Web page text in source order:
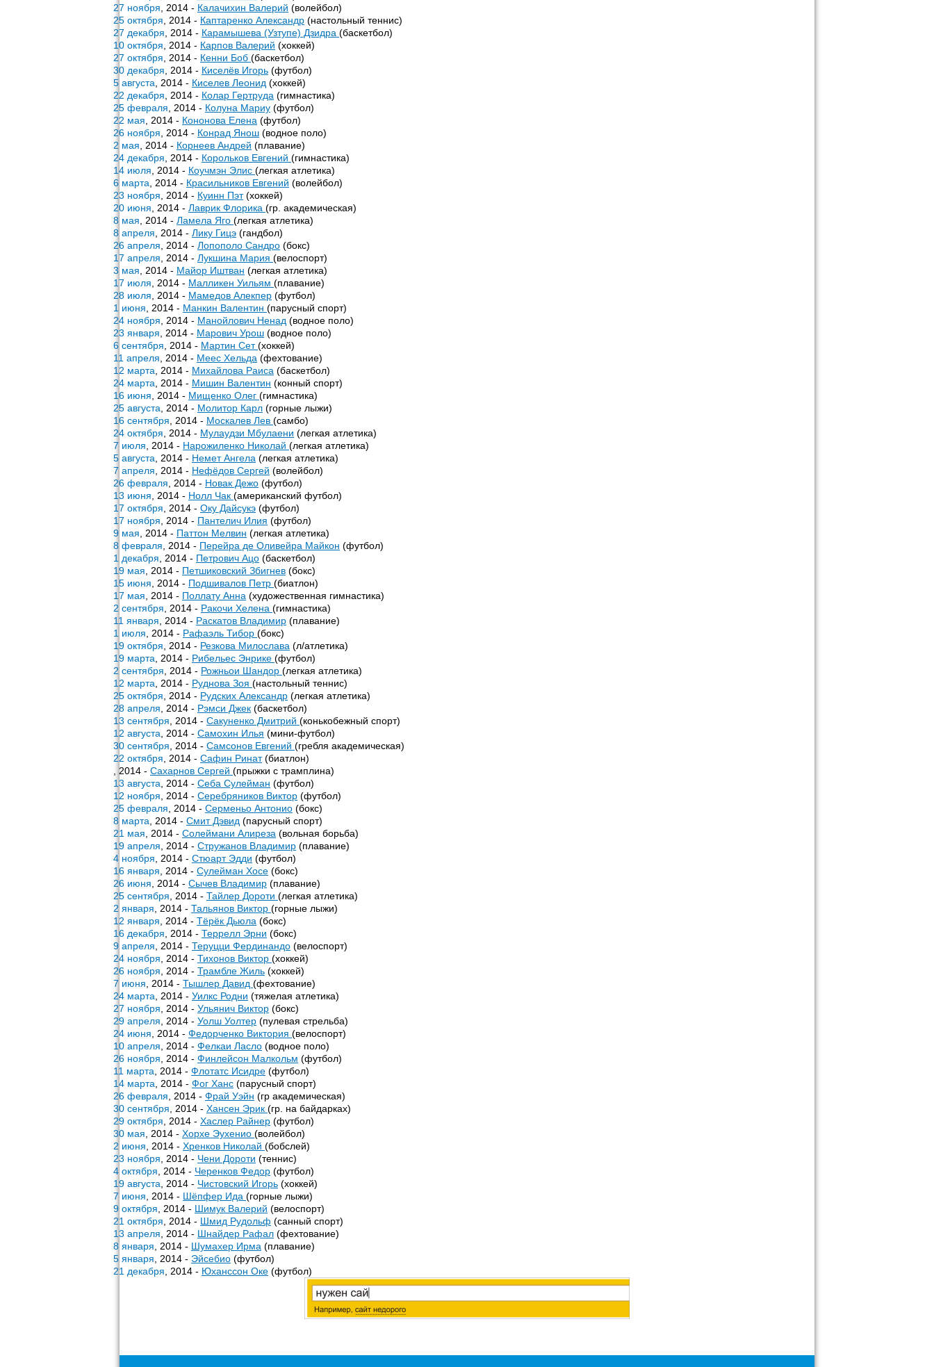
27 ноября , 2014 - Калачихин Валерий (волейбол)
25 октября , 2014 - Каптаренко Александр (настольный теннис)
27 декабря , 2014 - Карамышева (Узтупе) Дзидра (баскетбол)
10 октября , 2014 - Карпов Валерий (хоккей)
27 октября , 2014 - Кенни Боб (баскетбол)
30 декабря , 2014 - Киселёв Игорь (футбол)
5 августа , 2014 - Киселев Леонид (хоккей)
22 декабря , 2014 - Колар Гертруда (гимнастика)
25 февраля , 2014 - Колуна Мариу (футбол)
22 мая , 2014 - Кононова Елена (футбол)
26 ноября , 2014 - Конрад Янош (водное поло)
2 мая , 2014 - Корнеев Андрей (плавание)
24 декабря , 2014 - Корольков Евгений (гимнастика)
14 июля , 2014 - Коучмэн Элис (легкая атлетика)
6 марта , 2014 - Красильников Евгений (волейбол)
23 ноября , 2014 - Куинн Пэт(хоккей)
20 июня , 2014 - Лаврик Флорика (гр. академическая)
8 мая , 2014 - Ламела Яго (легкая атлетика)
8 апреля , 2014 - Лику Гицэ (гандбол)
26 апреля , 2014 - Лопополо Сандро (бокс)
17 апреля , 2014 - Лукшина Мария (велоспорт)
3 мая , 2014 - Майор Иштван (легкая атлетика)
17 июля , 2014 - Малликен Уильям (плавание)
28 июля , 2014 - Мамедов Алекпер (футбол)
1 июня , 2014 - Манкин Валентин (парусный спорт)
24 ноября , 2014 - Манойлович Ненад (водное поло)
23 января , 2014 - Марович Урош (водное поло)
6 сентября , 2014 - Мартин Сет(хоккей)
11 апреля , 2014 - Меес Хельда (фехтование)
12 марта , 2014 - Михайлова Раиса (баскетбол)
24 марта , 2014 - Мишин Валентин (конный спорт)
16 июня , 2014 - Мищенко Олег (гимнастика)
25 августа , 2014 - Молитор Карл (горные лыжи)
16 сентября , 2014 - Москалев Лев (самбо)
24 октября , 2014 - Мулаудзи Мбулаени (легкая атлетика)
7 июля , 2014 - Нарожиленко Николай (легкая атлетика)
5 августа , 2014 - Немет Ангела (легкая атлетика)
7 апреля , 2014 - Нефёдов Сергей (волейбол)
26 февраля , 2014 - Новак Дежо (футбол)
13 июня , 2014 - Нолл Чак (американский футбол)
17 октября , 2014 - Оку Дайсукэ (футбол)
17 ноября , 2014 - Пантелич Илия (футбол)
9 мая , 2014 - Паттон Мелвин (легкая атлетика)
8 февраля , 2014 - Перейра де Оливейра Майкон (футбол)
1 декабря , 2014 - Петрович Ацо (баскетбол)
19 мая , 2014 - Петшиковский Збигнев (бокс)
15 июня , 2014 - Подшивалов Петр (биатлон)
17 мая , 2014 - Поллату Анна (художественная гимнастика)
2 сентября , 2014 - Ракочи Хелена (гимнастика)
11 января , 2014 - Раскатов Владимир (плавание)
1 июля , 2014 - Рафаэль Тибор (бокс)
19 октября , 2014 - Резкова Милослава (л/атлетика)
19 марта , 2014 - Рибельес Энрике (футбол)
2 сентября , 2014 - Рожньои Шандор (легкая атлетика)
12 марта , 2014 - Руднова Зоя (настольный теннис)
25 октября , 2014 - Рудских Александр (легкая атлетика)
28 апреля , 2014 - Рэмси Джек (баскетбол)
13 сентября , 2014 - Сакуненко Дмитрий (конькобежный спорт)
12 августа , 2014 - Самохин Илья (мини-футбол)
30 сентября , 2014 - Самсонов Евгений (гребля академическая)
22 октября , 2014 - Сафин Ринат(биатлон)
, 2014 - Сахарнов Сергей (прыжки с трамплина)
13 августа , 2014 - Себа Сулейман (футбол)
12 ноября , 2014 - Серебряников Виктор (футбол)
25 февраля , 2014 - Серменьо Антонио (бокс)
8 марта , 2014 - Смит Дэвид (парусный спорт)
21 мая , 2014 - Солеймани Алиреза (вольная борьба)
19 апреля , 2014 - Стружанов Владимир (плавание)
4 ноября , 2014 - Стюарт Эдди (футбол)
16 января , 2014 - Сулейман Хосе (бокс)
26 июня , 2014 - Сычев Владимир (плавание)
25 сентября , 2014 - Тайлер Дороти (легкая атлетика)
2 января , 2014 - Тальянов Виктор (горные лыжи)
12 января , 2014 - Тёрёк Дьюла (бокс)
16 декабря , 2014 - Террелл Эрни (бокс)
9 апреля , 2014 - Теруцци Фердинандо (велоспорт)
24 ноября , 2014 - Тихонов Виктор (хоккей)
26 ноября , 2014 - Трамбле Жиль (хоккей)
7 июня , 2014 - Тышлер Давид (фехтование)
24 марта , 2014 - Уилкс Родни (тяжелая атлетика)
27 ноября , 2014 - Ульянич Виктор (бокс)
29 апреля , 2014 - Уолш Уолтер (пулевая стрельба)
24 июня , 2014 - Федорченко Виктория (велоспорт)
10 апреля , 2014 - Фелкаи Ласло (водное поло)
26 ноября , 2014 - Финлейсон Малкольм (футбол)
11 марта , 2014 - Флотатс Исидре (футбол)
14 марта , 2014 - Фог Ханс (парусный спорт)
26 февраля , 2014 - Фрай Уэйн (гр академическая)
30 сентября , 2014 - Хансен Эрик (гр. на байдарках)
29 октября , 2014 - Хаслер Райнер (футбол)
30 мая , 2014 - Хорхе Эухенио (волейбол)
2 июня , 2014 - Хренков Николай (бобслей)
23 ноября , 2014 - Чени Дороти (теннис)
4 октября , 2014 - Черенков Федор (футбол)
19 августа , 2014 - Чистовский Игорь (хоккей)
7 июня , 2014 - Шёпфер Ида (горные лыжи)
9 октября , 2014 - Шимук Валерий (велоспорт)
21 октября , 2014 - Шмид Рудольф (санный спорт)
13 апреля , 2014 - Шнайдер Рафал (фехтование)
8 января , 2014 - Шумахер Ирма (плавание)
5 января , 2014 - Эйсебио (футбол)
21 декабря , 2014 - Юханссон Оке (футбол)